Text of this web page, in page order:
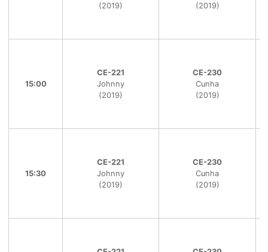
(2019)
(2019)
15:00
CE-221
Johnny
(2019)
CE-230
Cunha
(2019)
15:30
CE-221
Johnny
(2019)
CE-230
Cunha
(2019)